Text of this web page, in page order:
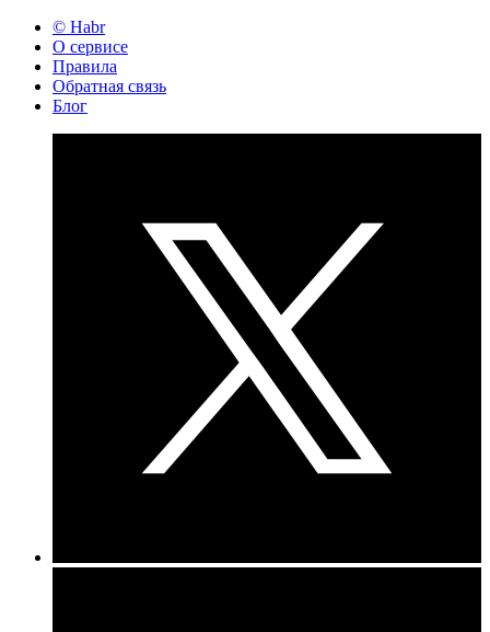
© Habr
О сервисе
Правила
Обратная связь
Блог